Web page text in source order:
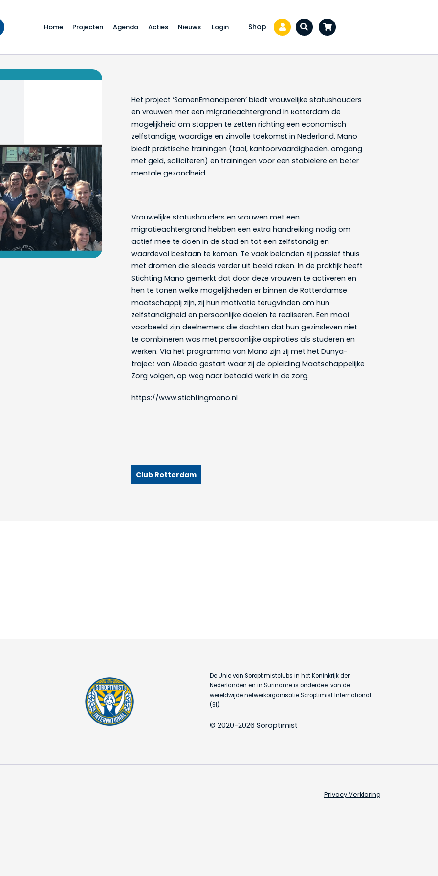
Home Projecten Agenda Acties Nieuws Login Shop Zoeken...
Het project ‘SamenEmanciperen’ biedt vrouwelijke statushouders
en vrouwen met een migratieachtergrond in Rotterdam de
mogelijkheid om stappen te zetten richting een economisch
zelfstandige, waardige en zinvolle toekomst in Nederland. Mano
biedt praktische trainingen (taal, kantoorvaardigheden, omgang
met geld, solliciteren) en trainingen voor een stabielere en beter
mentale gezondheid.
Vrouwelijke statushouders en vrouwen met een
migratieachtergrond hebben een extra handreiking nodig om
actief mee te doen in de stad en tot een zelfstandig en
waardevol bestaan te komen. Te vaak belanden zij passief thuis
met dromen die steeds verder uit beeld raken. In de praktijk heeft
Stichting Mano gemerkt dat door deze vrouwen te activeren en
hen te tonen welke mogelijkheden er binnen de Rotterdamse
maatschappij zijn, zij hun motivatie terugvinden om hun
zelfstandigheid en persoonlijke doelen te realiseren. Een mooi
voorbeeld zijn deelnemers die dachten dat hun gezinsleven niet
te combineren was met persoonlijke aspiraties als studeren en
werken. Via het programma van Mano zijn zij met het Dunya-
traject van Albeda gestart waar zij de opleiding Maatschappelijke
Zorg volgen, op weg naar betaald werk in de zorg.
https://www.stichtingmano.nl
Club Rotterdam
De Unie van Soroptimistclubs in het Koninkrijk der
Nederlanden en in Suriname is onderdeel van de
wereldwijde netwerkorganisatie Soroptimist International
(SI).
© 2020-2026 Soroptimist
Privacy Verklaring